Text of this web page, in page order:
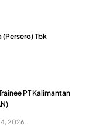
(Persero) Tbk
PT Kalimantan
2026